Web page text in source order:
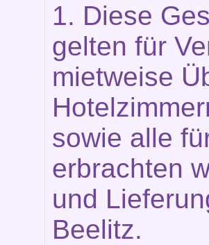
1. Diese
gelten für
mietweise
sowie alle
erbrachten
und
Beelitz.